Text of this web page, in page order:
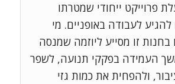
פרוייקט ייחודי שמטרתו
לעבודה באופניים. מי
זו מסייע ליוזמה שמנסה
העמידה בפקקי תנועה, לשפר
ולהפחית את כמות גזי